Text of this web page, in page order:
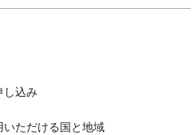
込み
ただける国と地域